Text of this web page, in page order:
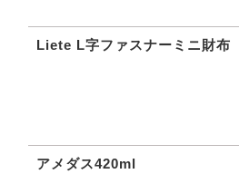
Liete L字ファスナーミニ財布
アメダス420ml